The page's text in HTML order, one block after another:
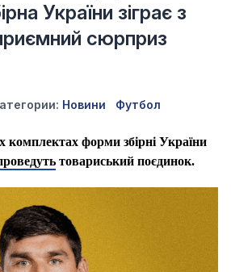
України зіграє з
сюрприз
Новини Футбол
комплектах форми збірні України
товариський поєдинок.